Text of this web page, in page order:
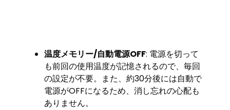
温度メモリー/自動電源OFF: 電源を切って
も前回の使用温度が記憶されるので、毎回
の設定が不要。また、約30分後には自動で
電源がOFFになるため、消し忘れの心配も
ありません。